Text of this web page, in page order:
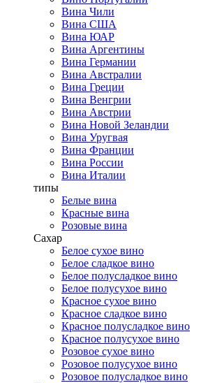
Вина Чили
Вина США
Вина ЮАР
Вина Аргентины
Вина Германии
Вина Австралии
Вина Греции
Вина Венгрии
Вина Австрии
Вина Новой Зеландии
Вина Уругвая
Вина Франции
Вина России
Вина Италии
типы
Белые вина
Красные вина
Розовые вина
Сахар
Белое сухое вино
Белое сладкое вино
Белое полусладкое вино
Белое полусухое вино
Красное сухое вино
Красное сладкое вино
Красное полусладкое вино
Красное полусухое вино
Розовое сухое вино
Розовое полусухое вино
Розовое полусладкое вино